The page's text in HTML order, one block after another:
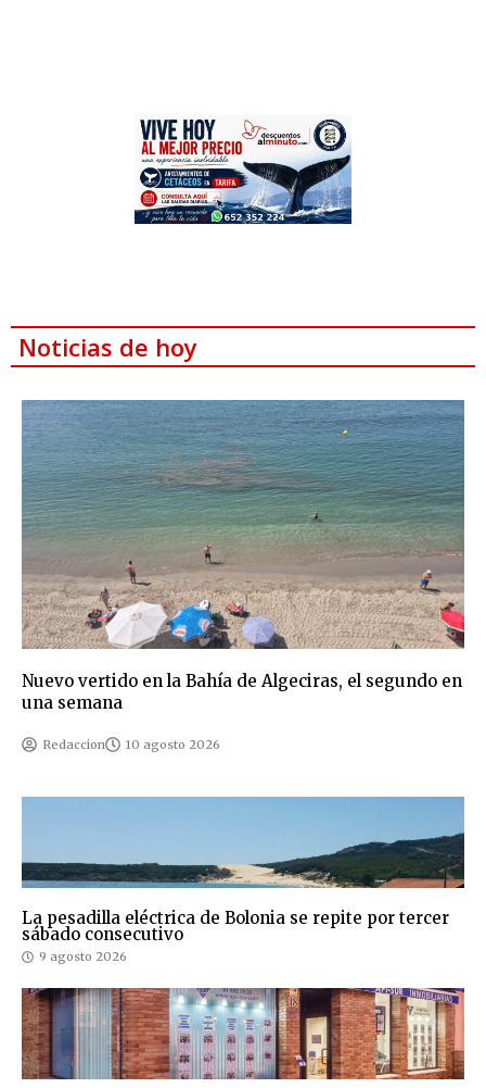
Noticias de hoy
Nuevo vertido en la Bahía de Algeciras, el segundo en
una semana
Redaccion 10 agosto 2026
La pesadilla eléctrica de Bolonia se repite por tercer
sábado consecutivo
9 agosto 2026